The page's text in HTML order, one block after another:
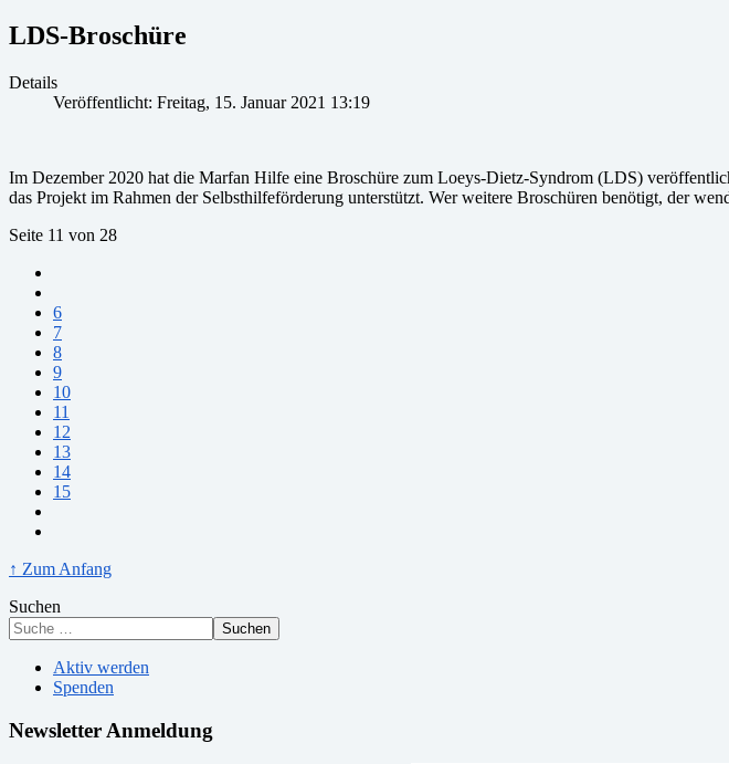
LDS-Broschüre
Details
Veröffentlicht: Freitag, 15. Januar 2021 13:19
Im Dezember 2020 hat die Marfan Hilfe eine Broschüre zum Loeys-Dietz-Syndrom (LDS)
das Projekt im Rahmen der Selbsthilfeförderung unterstützt. Wer weitere Broschüren benötigt, der
Seite 11 von 28
6
7
8
9
10
11
12
13
14
15
↑ Zum Anfang
Suchen
Suchen
Aktiv werden
Spenden
Newsletter Anmeldung